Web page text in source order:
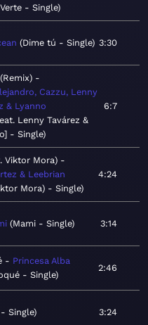
- Single
Dime tú - Single 3:30
Cazzu, Lenny
& Lyanno
Lenny Tavárez &
- Single
6:7
Viktor Mora)
& Leebrian
Mora) - Single
4:24
Mami - Single 3:14
Princesa Alba
- Single
2:46
Single 3:24